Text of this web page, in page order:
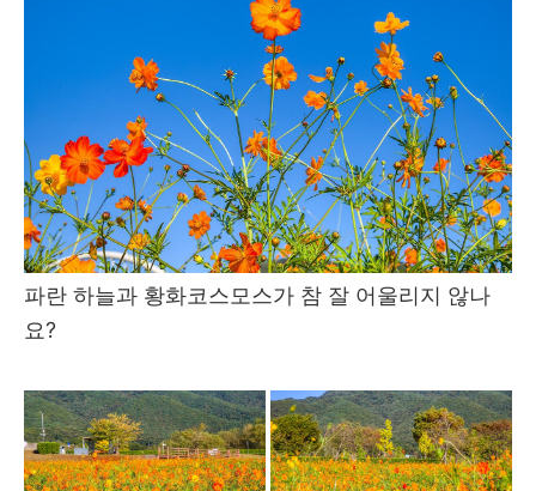
파란 하늘과 황화코스모스가 참 잘 어울리지 않나
요?